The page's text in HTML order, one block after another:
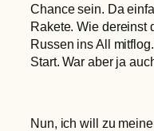
Chance sein. Da
Rakete. Wie dereinst
Russen ins All
Start. War aber ja
Nun, ich will zu